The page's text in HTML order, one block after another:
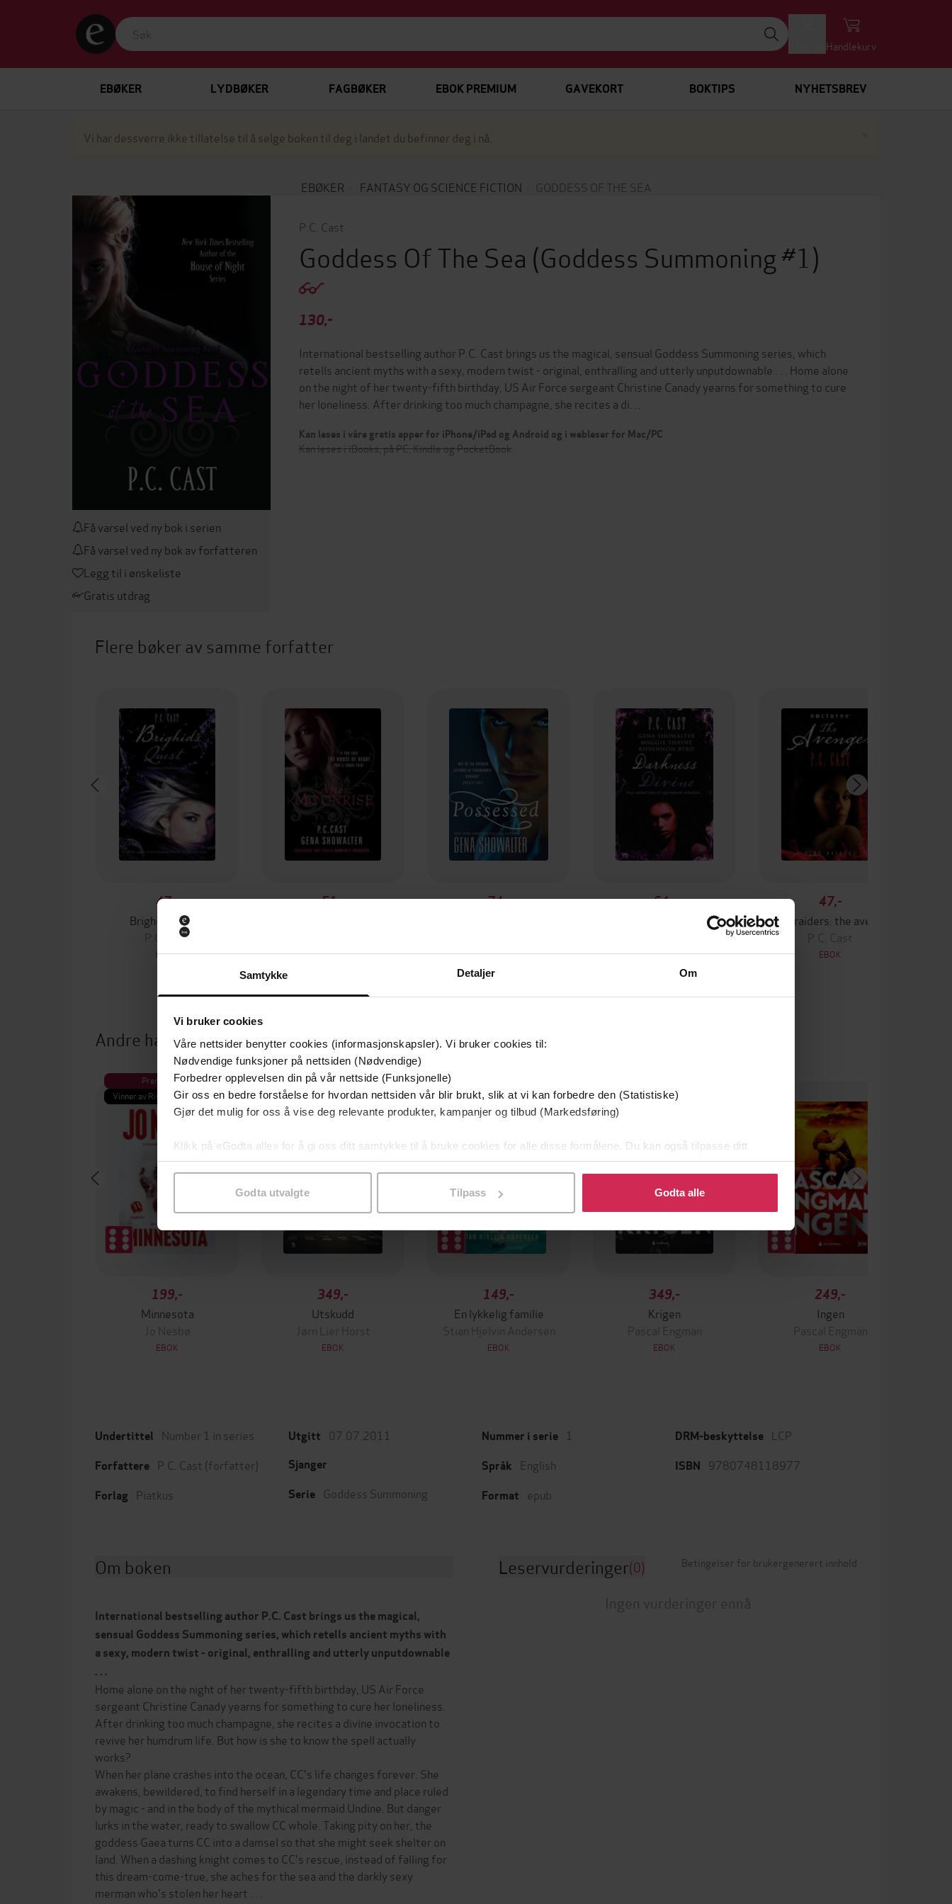
Samtykke Detaljer Om
Vi bruker cookies
Våre nettsider benytter cookies (informasjonskapsler). Vi bruker cookies til:
Nødvendige funksjoner på nettsiden (Nødvendige)
Forbedrer opplevelsen din på vår nettside (Funksjonelle)
Gir oss en bedre forståelse for hvordan nettsiden vår blir brukt, slik at vi kan forbedre den (Statistiske)
Gjør det mulig for oss å vise deg relevante produkter, kampanjer og tilbud (Markedsføring)
Klikk på «Godta alle» for å gi oss ditt samtykke til å bruke cookies for alle disse formålene. Du kan også tilpasse ditt
samtykke til spesifikke formål ved å klikke på «Tilpass». Du kan når som helst trekke tilbake eller endre ditt samtykke.
Godta utvalgte Tilpass Godta alle
Handlekurv
EBØKER LYDBØKER FAGBØKER EBOK PREMIUM GAVEKORT BOKTIPS NYHETSBREV
Vi har dessverre ikke tillatelse til å selge boken til deg i landet du befinner deg i nå.
EBØKER FANTASY OG SCIENCE FICTION GODDESS OF THE SEA
Få varsel ved ny bok i serien
Få varsel ved ny bok av forfatteren
Legg til i ønskeliste
Gratis utdrag
P.C. Cast
Goddess Of The Sea (Goddess Summoning #1)
130,-
International bestselling author P.C. Cast brings us the magical, sensual Goddess Summoning series, which
retells ancient myths with a sexy, modern twist - original, enthralling and utterly unputdownable . . . Home alone
on the night of her twenty-fifth birthday, US Air Force sergeant Christine Canady yearns for something to cure
her loneliness. After drinking too much champagne, she recites a di…
Kan leses i våre gratis apper for iPhone/iPad og Android og i webleser for Mac/PC
Kan leses i iBooks, på PC, Kindle og PocketBook
Flere bøker av samme forfatter
47,-
Brighid's quest
P.C. Cast
EBOK
51,-
EBOK
74,-
EBOK
64,-
EBOK
47,-
Time raiders: the avenger
P.C. Cast
EBOK
Andre har også kjøpt
Premium
Vinner av Rivertonprisen
199,-
Minnesota
Jo Nesbø
EBOK
Premium
Første gang på tilbud
349,-
Utskudd
Jørn Lier Horst
EBOK
Premium
149,-
En lykkelig familie
Stian Hjelvin Andersen
EBOK
349,-
Krigen
Pascal Engman
EBOK
249,-
Ingen
Pascal Engman
EBOK
Undertittel Number 1 in series
Forfattere P.C. Cast (forfatter)
Forlag Piatkus
Utgitt 07.07.2011
Sjanger
Serie Goddess Summoning
Nummer i serie 1
Språk English
Format epub
DRM-beskyttelse LCP
ISBN 9780748118977
Om boken
International bestselling author P.C. Cast brings us the magical,
sensual Goddess Summoning series, which retells ancient myths with
a sexy, modern twist - original, enthralling and utterly unputdownable
. . .
Home alone on the night of her twenty-fifth birthday, US Air Force
sergeant Christine Canady yearns for something to cure her loneliness.
After drinking too much champagne, she recites a divine invocation to
revive her humdrum life. But how is she to know the spell actually
works?
When her plane crashes into the ocean, CC's life changes forever. She
awakens, bewildered, to find herself in a legendary time and place ruled
by magic - and in the body of the mythical mermaid Undine. But danger
lurks in the water, ready to swallow CC whole. Taking pity on her, the
goddess Gaea turns CC into a damsel so that she might seek shelter on
land. When a dashing knight comes to CC's rescue, instead of falling for
this dream-come-true, she aches for the sea and the darkly sexy
merman who's stolen her heart . . .
Leservurderinger(0) Betingelser for brukergenerert innhold
Ingen vurderinger ennå